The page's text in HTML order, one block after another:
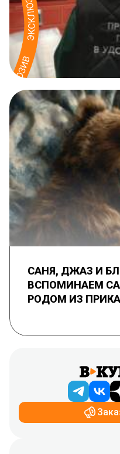
САНЯ, ДЖАЗ И
ВСПОМИНАЕМ
РОДОМ ИЗ